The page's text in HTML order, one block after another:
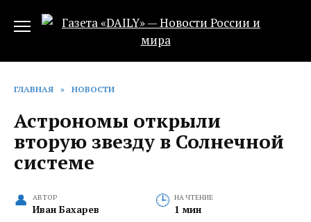
ГЛАВНАЯ » НОВОСТИ
Астрономы открыли
вторую звезду в Солнечной
системе
АВТОР
Иван Бахарев
НА ЧТЕНИЕ
1 мин